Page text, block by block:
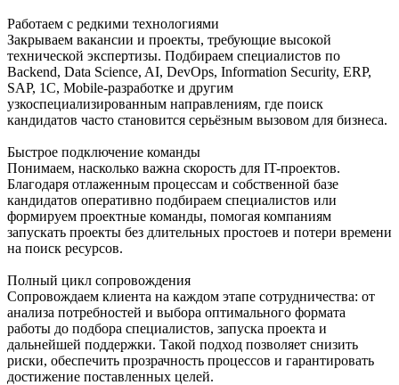
Работаем с редкими технологиями
Закрываем вакансии и проекты, требующие высокой
технической экспертизы. Подбираем специалистов по
Backend, Data Science, AI, DevOps, Information Security, ERP,
SAP, 1С, Mobile-разработке и другим
узкоспециализированным направлениям, где поиск
кандидатов часто становится серьёзным вызовом для бизнеса.
Быстрое подключение команды
Понимаем, насколько важна скорость для IT-проектов.
Благодаря отлаженным процессам и собственной базе
кандидатов оперативно подбираем специалистов или
формируем проектные команды, помогая компаниям
запускать проекты без длительных простоев и потери времени
на поиск ресурсов.
Полный цикл сопровождения
Сопровождаем клиента на каждом этапе сотрудничества: от
анализа потребностей и выбора оптимального формата
работы до подбора специалистов, запуска проекта и
дальнейшей поддержки. Такой подход позволяет снизить
риски, обеспечить прозрачность процессов и гарантировать
достижение поставленных целей.